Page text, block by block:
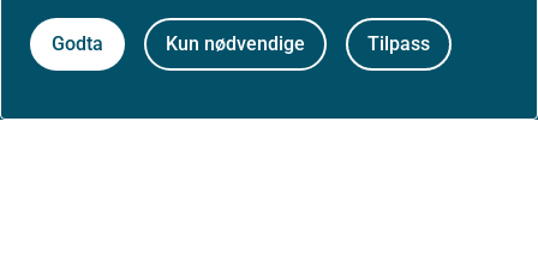
Godta Kun nødvendige Tilpass
Aktuelt